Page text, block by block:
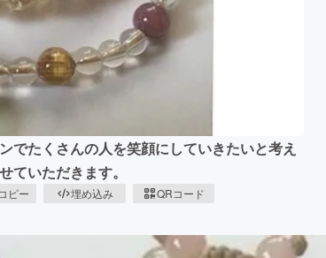
CAMPFIRE for Social Good
CAMPFIREふるさと納税
でたくさんの人を笑顔にしていきたいと考え
ていただきます。
ピー 埋め込み QRコード